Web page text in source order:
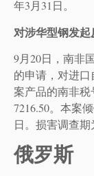
年3月31日。
对涉华型钢发
9月20日，南非
的申请，对进
案产品的南非税
7216.50。本案
日。损害调查期
俄罗斯